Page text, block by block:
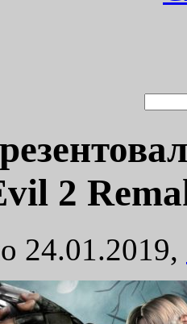
2
24.01.2019,